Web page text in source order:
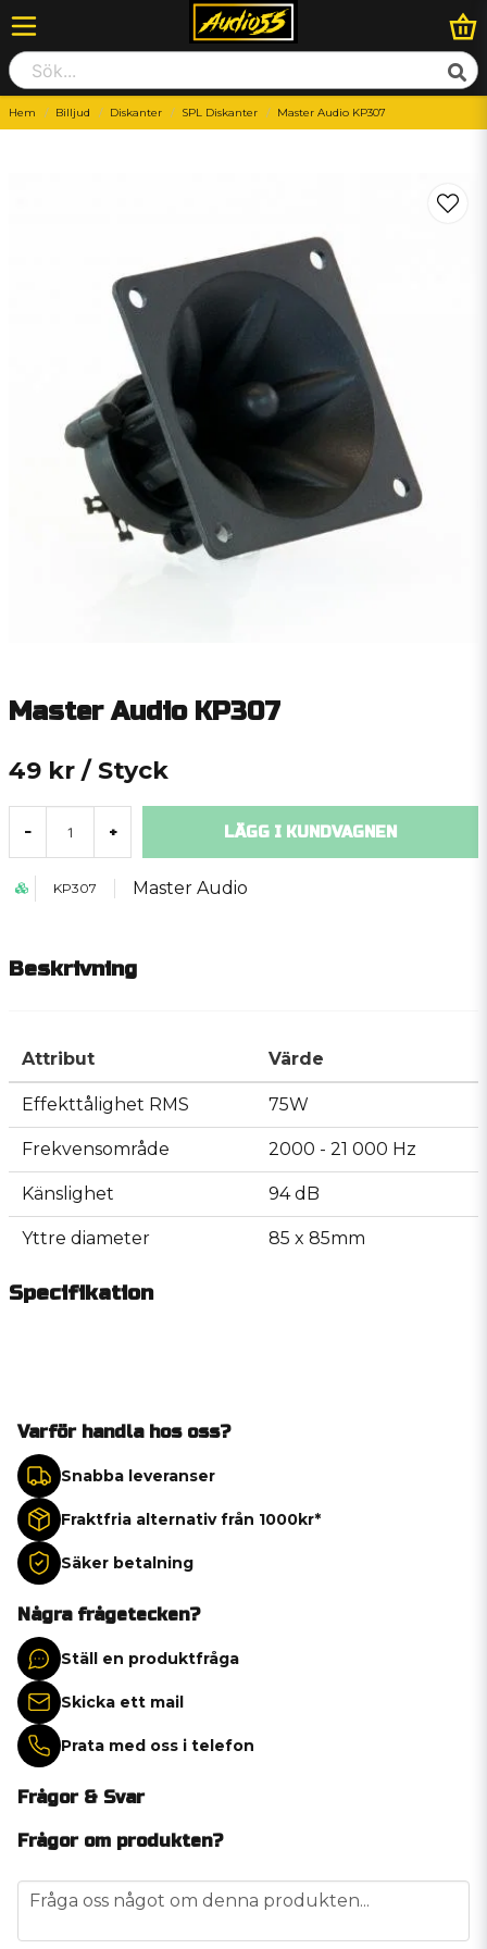
Hem Billjud Diskanter SPL Diskanter Master Audio KP307
Master Audio KP307
49 kr / Styck
- + LÄGG I KUNDVAGNEN
KP307 Master Audio
Beskrivning
Attribut Värde
Effekttålighet RMS 75W
Frekvensområde 2000 - 21 000 Hz
Känslighet 94 dB
Yttre diameter 85 x 85mm
Specifikation
Varför handla hos oss?
Snabba leveranser
Fraktfria alternativ från 1000kr*
Säker betalning
Några frågetecken?
Ställ en produktfråga
Skicka ett mail
Prata med oss i telefon
Frågor & Svar
Frågor om produkten?
question
Fråga oss något om denna produkten...